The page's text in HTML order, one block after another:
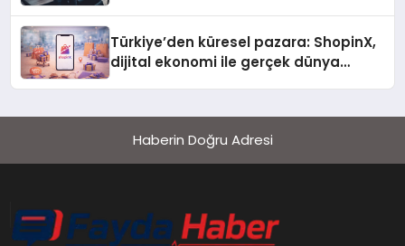
Türkiye’den küresel pazara: ShopinX,
dijital ekonomi ile gerçek dünya
Haberin Doğru Adresi